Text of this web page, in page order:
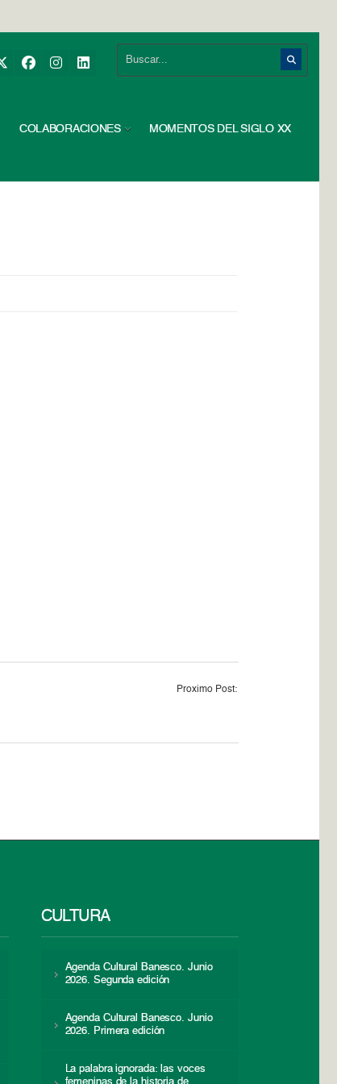
COLABORACIONES MOMENTOS DEL SIGLO XX
Proximo Post:
CULTURA
Agenda Cultural Banesco. Junio
2026. Segunda edición
Agenda Cultural Banesco. Junio
2026. Primera edición
La palabra ignorada: las voces